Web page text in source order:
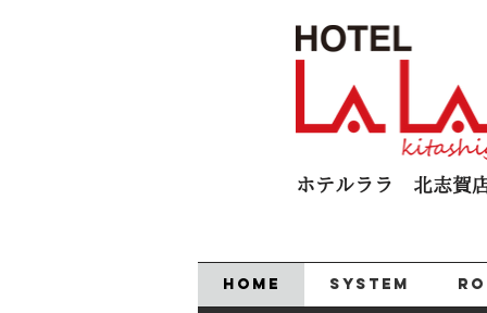
ホテルララ 北志賀​
HOME SYSTEM